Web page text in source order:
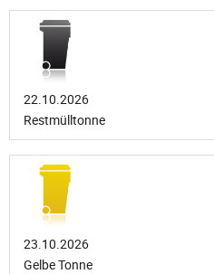
22.10.2026
Restmülltonne
23.10.2026
Gelbe Tonne